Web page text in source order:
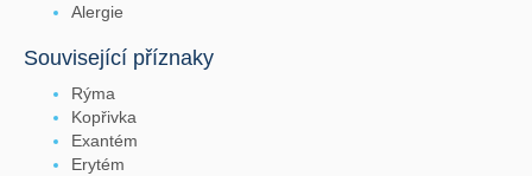
Alergie
Související příznaky
Rýma
Kopřivka
Exantém
Erytém